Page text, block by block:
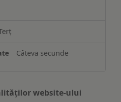
Câteva secunde
website-ului